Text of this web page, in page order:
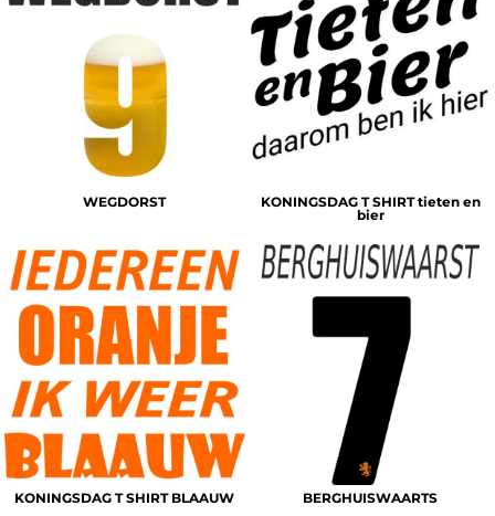
WEGDORST
KONINGSDAG T SHIRT tieten en
bier
KONINGSDAG T SHIRT BLAAUW BERGHUISWAARTS